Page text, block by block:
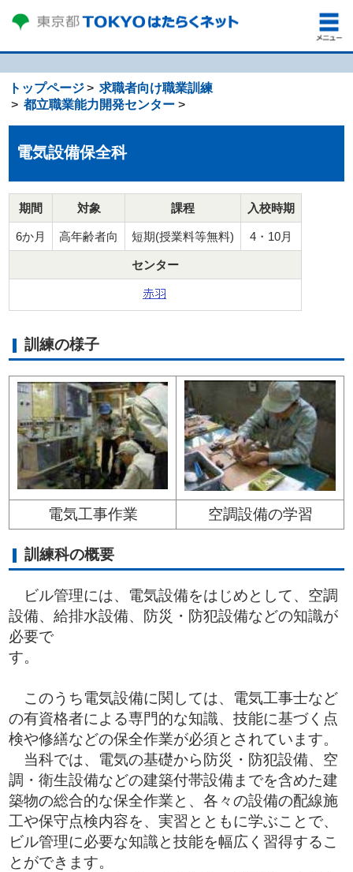
トップページ
求職者向け職業訓練
都立職業能力開発センター
電気設備保全科
期間 対象 課程 入校時期
6か月 高年齢者向 短期(授業料等無料) 4・10月
センター
訓練の様子
電気工事作業 空調設備の学習
訓練科の概要
ビル管理には、電気設備をはじめとして、空調
設備、給排水設備、防災・防犯設備などの知識が
必要で
このうち電気設備に関しては、電気工事士など
の有資格者による専門的な知識、技能に基づく点
検や修繕などの保全作業が必須とされています。
当科では、電気の基礎から防災・防犯設備、空
調・衛生設備などの建築付帯設備までを含めた建
築物の総合的な保全作業と、各々の設備の配線施
工や保守点検内容を、実習とともに学ぶことで、
ビル管理に必要な知識と技能を幅広く習得するこ
とができます。